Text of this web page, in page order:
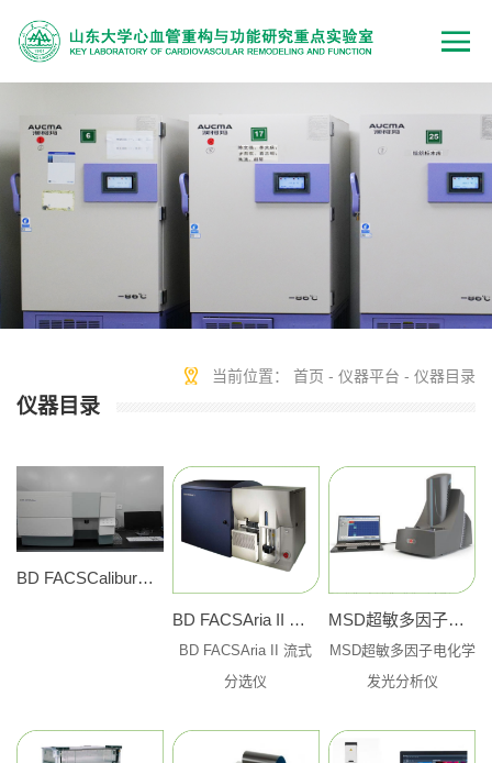
当前位置： 首页 - 仪器平台 - 仪器目录
仪器目录
BD FACSCalibur流式细胞仪
BD FACSAria II 流式分选仪
BD FACSAria II 流式
分选仪
MSD超敏多因子电化学发光分析仪
MSD超敏多因子电化学
发光分析仪